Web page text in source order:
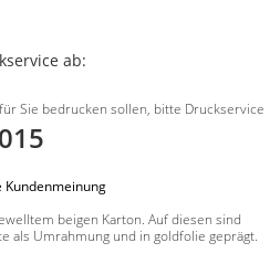
Kundenmeinung
beigen Karton. Auf diesen sind
als Umrahmung und in goldfolie geprägt.
ab:
Sie bedrucken sollen, bitte Druckservice